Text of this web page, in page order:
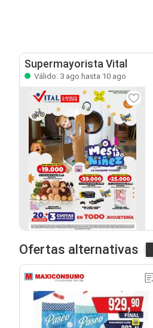
Supermayorista Vital
Válido: 3 ago hasta 10 ago
Ofertas alternativas